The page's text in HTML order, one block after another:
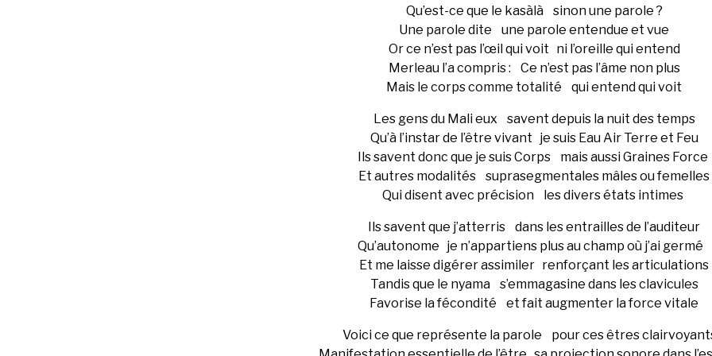
Qu’est-ce que le kasàlà sinon une parole ?
Une parole dite une parole entendue et vue
Or ce n’est pas l’œil qui voit ni l’oreille qui entend
Merleau l’a compris : Ce n’est pas l’âme non plus
Mais le corps comme totalité qui entend qui voit
Les gens du Mali eux savent depuis la nuit des temps
Qu’à l’instar de l’être vivant je suis Eau Air Terre et Feu
Ils savent donc que je suis Corps mais aussi Graines Force
Et autres modalités suprasegmentales mâles ou femelles
Qui disent avec précision les divers états intimes
Ils savent que j’atterris dans les entrailles de l’auditeur
Qu’autonome je n’appartiens plus au champ où j’ai germé
Et me laisse digérer assimiler renforçant les articulations
Tandis que le nyama s’emmagasine dans les clavicules
Favorise la fécondité et fait augmenter la force vitale
Voici ce que représente la parole pour ces êtres